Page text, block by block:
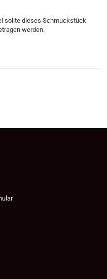
sollte dieses Schmuckstück
werden.